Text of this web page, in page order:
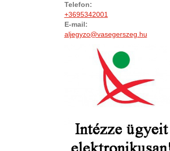
Telefon:
+3695342001
E-mail:
aljegyzo@vasegerszeg.hu